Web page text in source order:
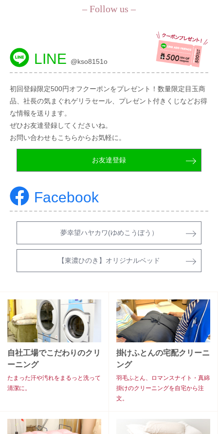
– Follow us –
LINE @kso8151o
初回登録限定500円オフクーポンをプレゼント！数量限定目玉商
品、社長の気まぐれゲリラセール、プレゼント付きくじなどお得
な情報を送ります。
ぜひお友達登録してくださいね。
お問い合わせもこちらからお気軽に。
お友達登録
Facebook
夢幸望ハヤカワ(ゆめこうぼう）
【東濃ひのき】オリジナルベッド
自社工場でこだわりのクリ
ーニング
たまった汗や汚れをまるっと洗って
清潔に。
掛けふとんの宅配クリーニ
ング
羽毛ふとん、ロマンスナイト・真綿
掛けのクリーニングを自宅から注
文。